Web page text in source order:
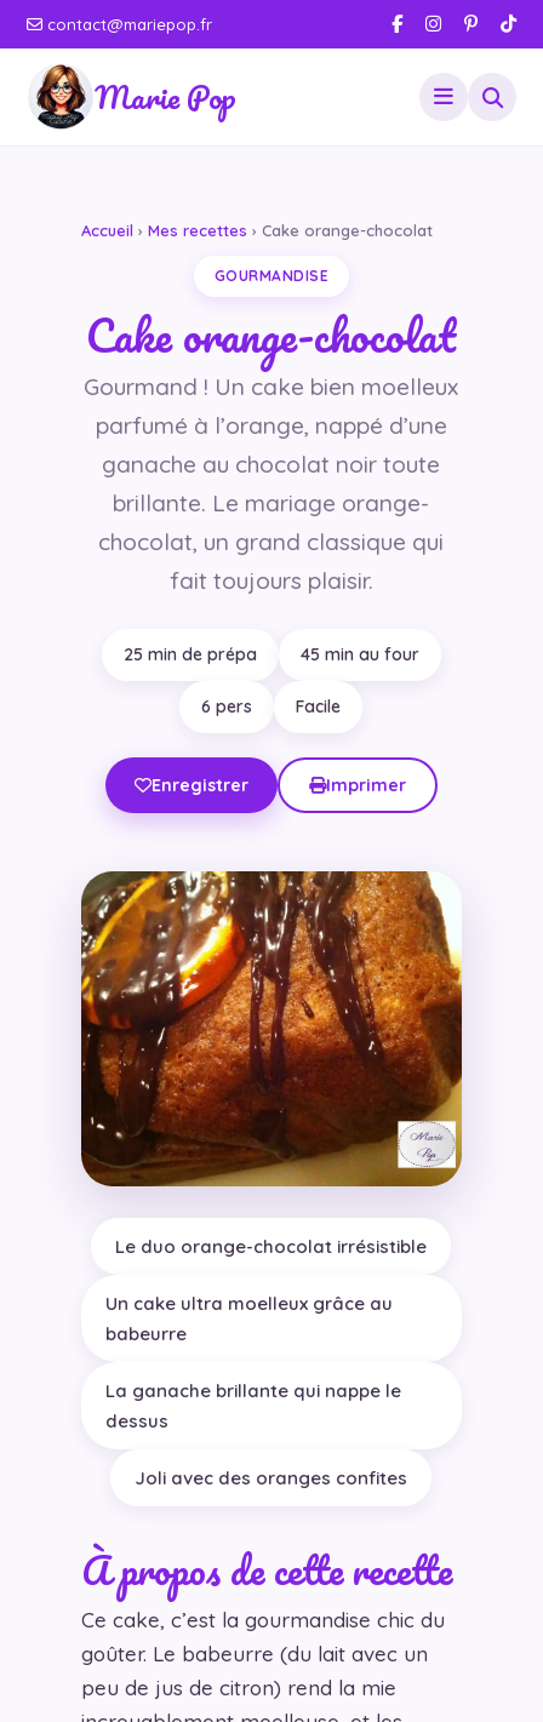
contact@mariepop.fr
Marie Pop
Accueil › Mes recettes › Cake orange-chocolat
GOURMANDISE
Cake orange-chocolat
Gourmand ! Un cake bien moelleux
parfumé à l’orange, nappé d’une
ganache au chocolat noir toute
brillante. Le mariage orange-
chocolat, un grand classique qui
fait toujours plaisir.
25 min de prépa 45 min au four
6 pers Facile
Enregistrer Imprimer
Le duo orange-chocolat irrésistible
Un cake ultra moelleux grâce au
babeurre
La ganache brillante qui nappe le
dessus
Joli avec des oranges confites
À propos de cette recette
Ce cake, c’est la gourmandise chic du
goûter. Le babeurre (du lait avec un
peu de jus de citron) rend la mie